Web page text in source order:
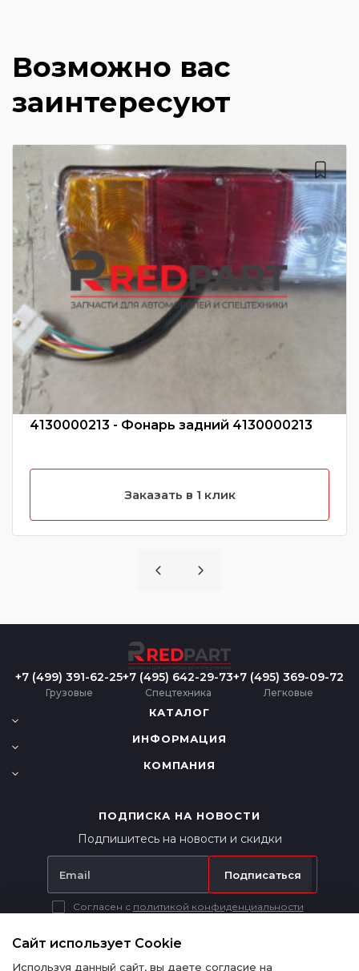
Возможно вас
заинтересуют
4130000213 - Фонарь задний 4130000213
Заказать в 1 клик
+7 (499) 391-62-25
Грузовые
+7 (495) 642-29-73
Спецтехника
+7 (495) 369-09-72
Легковые
КАТАЛОГ
ИНФОРМАЦИЯ
КОМПАНИЯ
ПОДПИСКА НА НОВОСТИ
Подпишитесь на новости и скидки
Подписаться
Согласен с политикой конфиденциальности
информационный характер и ни при каких условиях не является
публичной офертой в соответствии с п. 2 ст. 437 ГК РФ.
Сайт использует Cookie
Используя данный сайт, вы даете согласие на